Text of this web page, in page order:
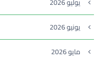
يونيو 2026
مايو 2026